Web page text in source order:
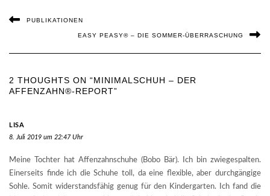
PUBLIKATIONEN
EASY PEASY® – DIE SOMMER-ÜBERRASCHUNG
2 THOUGHTS ON “MINIMALSCHUH – DER
AFFENZAHN®-REPORT”
LISA
8. Juli 2019 um 22:47 Uhr
Meine Tochter hat Affenzahnschuhe (Bobo Bär). Ich bin zwiegespalten.
Einerseits finde ich die Schuhe toll, da eine flexible, aber durchgängige
Sohle. Somit widerstandsfähig genug für den Kindergarten. Ich fand die